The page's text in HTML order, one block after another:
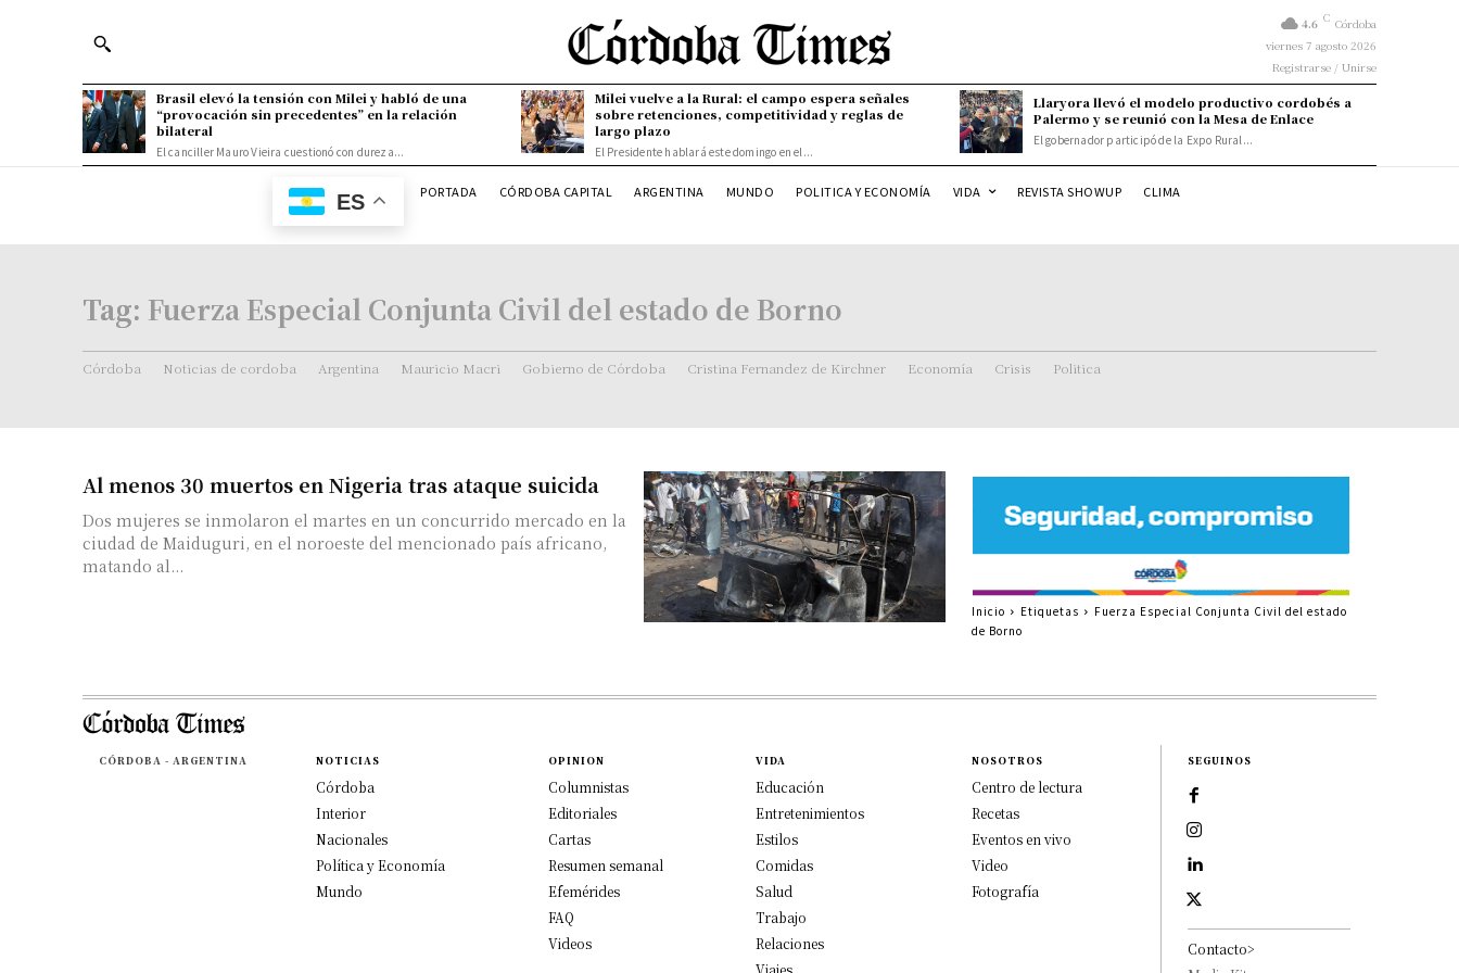
4.6 C Córdoba
viernes 7 agosto 2026
Registrarse / Unirse
Brasil elevó la tensión con Milei y habló de una
“provocación sin precedentes” en la relación
bilateral
El canciller Mauro Vieira cuestionó con dureza...
Milei vuelve a la Rural: el campo espera señales
sobre retenciones, competitividad y reglas de
largo plazo
El Presidente hablará este domingo en el...
Llaryora llevó el modelo productivo cordobés a
Palermo y se reunió con la Mesa de Enlace
El gobernador participó de la Expo Rural...
ES PORTADA CÓRDOBA CAPITAL ARGENTINA MUNDO POLITICA Y ECONOMÍA VIDA REVISTA SHOWUP CLIMA
Tag: Fuerza Especial Conjunta Civil del estado de Borno
Córdoba Noticias de cordoba Argentina Mauricio Macri Gobierno de Córdoba Cristina Fernandez de Kirchner Economía Crisis Politica
Al menos 30 muertos en Nigeria tras ataque suicida
Dos mujeres se inmolaron el martes en un concurrido mercado en la
ciudad de Maiduguri, en el noroeste del mencionado país africano,
matando al...
Inicio Etiquetas
Fuerza Especial Conjunta Civil del estado
de Borno
CÓRDOBA - ARGENTINA NOTICIAS
Córdoba
Interior
Nacionales
Política y Economía
Mundo
OPINION
Columnistas
Editoriales
Cartas
Resumen semanal
Efemérides
FAQ
Videos
VIDA
Educación
Entretenimientos
Estilos
Comidas
Salud
Trabajo
Relaciones
Viajes
NOSOTROS
Centro de lectura
Recetas
Eventos en vivo
Video
Fotografía
SEGUINOS
Contacto>